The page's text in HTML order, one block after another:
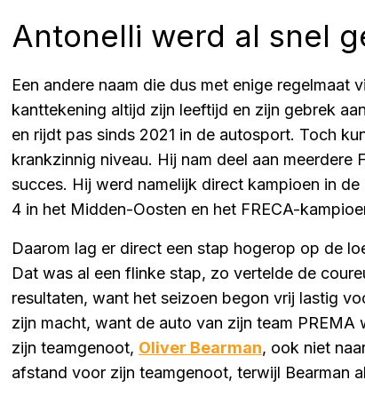
Antonelli werd al snel
Een andere naam die dus met enige regelmaat
kanttekening altijd zijn leeftijd en zijn gebrek
en rijdt pas sinds 2021 in de autosport. Toch
krankzinnig niveau. Hij nam deel aan
succes. Hij werd namelijk direct kampioen in
4 in het Midden-Oosten en het FRECA-
Daarom lag er direct een stap hogerop op de
Dat was al een flinke stap, zo vertelde de
resultaten, want het seizoen begon vrij lastig
zijn macht, want de auto van zijn team
zijn teamgenoot, Oliver Bearman, ook niet
afstand voor zijn teamgenoot, terwijl Bearman